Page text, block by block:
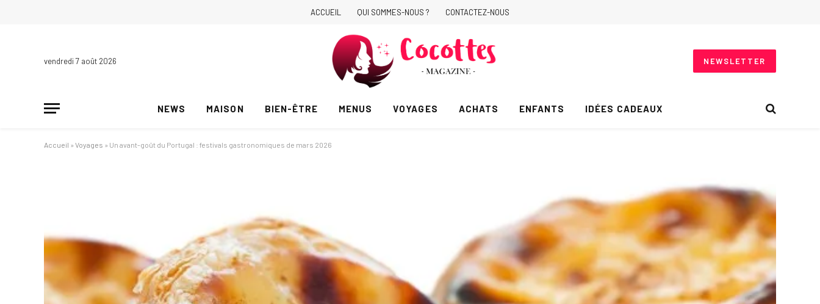
ACCUEIL QUI SOMMES-NOUS ? CONTACTEZ-NOUS
vendredi 7 août 2026 NEWSLETTER
NEWS MAISON BIEN-ÊTRE MENUS VOYAGES ACHATS ENFANTS IDÉES CADEAUX
Accueil » Voyages » Un avant-goût du Portugal : festivals gastronomiques de mars 2026